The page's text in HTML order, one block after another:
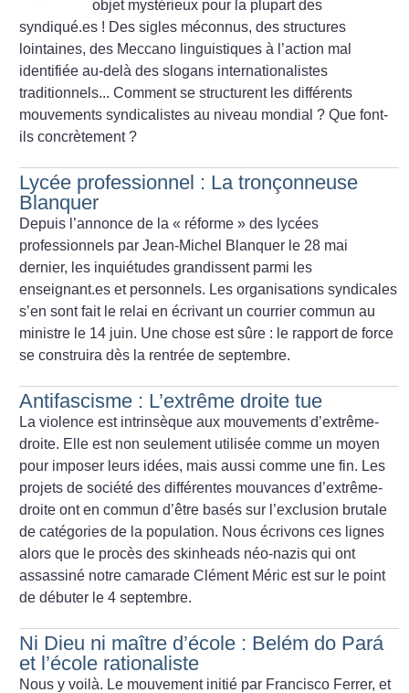
objet mystérieux pour la plupart des
syndiqué.es ! Des sigles méconnus, des structures
lointaines, des Meccano linguistiques à l’action mal
identifiée au-delà des slogans internationalistes
traditionnels... Comment se structurent les différents
mouvements syndicalistes au niveau mondial ? Que font-
ils concrètement ?
Lycée professionnel : La tronçonneuse
Blanquer
Depuis l’annonce de la « réforme » des lycées
professionnels par Jean-Michel Blanquer le 28 mai
dernier, les inquiétudes grandissent parmi les
enseignant.es et personnels. Les organisations syndicales
s’en sont fait le relai en écrivant un courrier commun au
ministre le 14 juin. Une chose est sûre : le rapport de force
se construira dès la rentrée de septembre.
Antifascisme : L’extrême droite tue
La violence est intrinsèque aux mouvements d’extrême-
droite. Elle est non seulement utilisée comme un moyen
pour imposer leurs idées, mais aussi comme une fin. Les
projets de société des différentes mouvances d’extrême-
droite ont en commun d’être basés sur l’exclusion brutale
de catégories de la population. Nous écrivons ces lignes
alors que le procès des skinheads néo-nazis qui ont
assassiné notre camarade Clément Méric est sur le point
de débuter le 4 septembre.
Ni Dieu ni maître d’école : Belém do Pará
et l’école rationaliste
Nous y voilà. Le mouvement initié par Francisco Ferrer, et